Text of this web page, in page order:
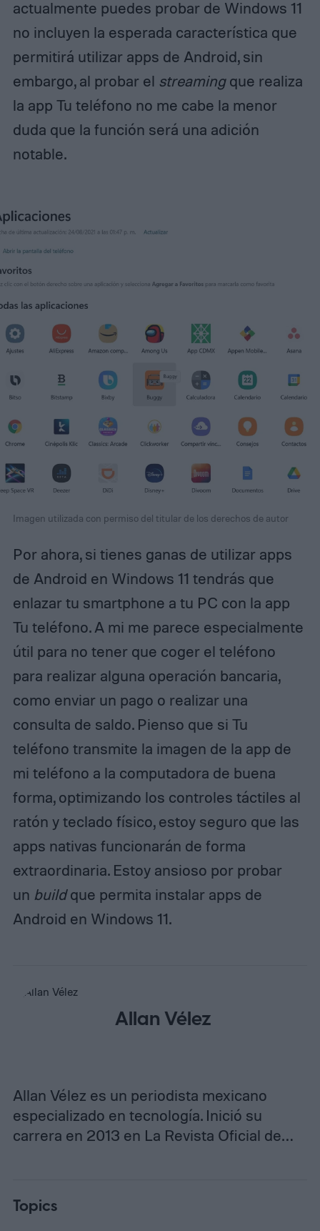
actualmente puedes probar de Windows 11
no incluyen la esperada característica que
permitirá utilizar apps de Android, sin
embargo, al probar el streamingque realiza
la app Tu teléfono no me cabe la menor
duda que la función será una adición
notable.
Imagen utilizada con permiso del titular de los derechos de autor
Por ahora, si tienes ganas de utilizar apps
de Android en Windows 11 tendrás que
enlazar tu smartphone a tu PC con la app
Tu teléfono. A mi me parece especialmente
útil para no tener que coger el teléfono
para realizar alguna operación bancaria,
como enviar un pago o realizar una
consulta de saldo. Pienso que si Tu
teléfono transmite la imagen de la app de
mi teléfono a la computadora de buena
forma, optimizando los controles táctiles al
ratón y teclado físico, estoy seguro que las
apps nativas funcionarán de forma
extraordinaria. Estoy ansioso por probar
un buildque permita instalar apps de
Android en Windows 11.
Allan Vélez
Allan Vélez es un periodista mexicano
especializado en tecnología. Inició su
carrera en 2013 en La Revista Oficial de…
Topics